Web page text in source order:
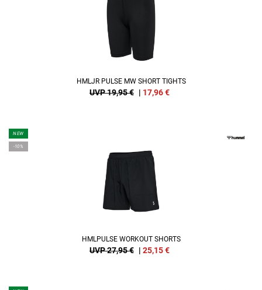
HMLJR PULSE MW SHORT TIGHTS
UVP 19,95 € | 17,96€
NEW
-10%
HMLPULSE WORKOUT SHORTS
UVP 27,95 € | 25,15€